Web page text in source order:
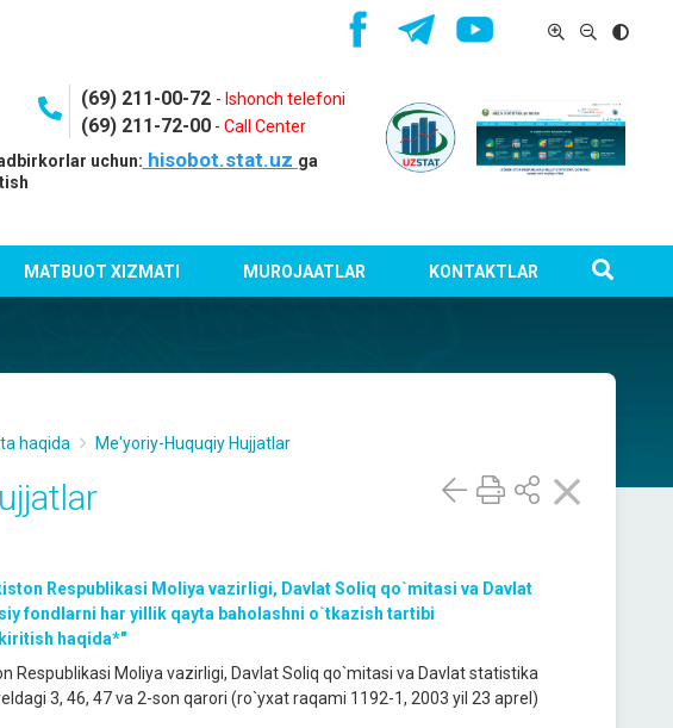
(69) 211-00-72 - Ishonch telefoni
(69) 211-72-00- Call Center
uchun: hisobot.stat.uz ga
MATBUOT XIZMATI MUROJAATLAR KONTAKTLAR
haqida Me'yoriy-Huquqiy Hujjatlar
Respublikasi Moliya vazirligi, Davlat Soliq qo`mitasi va Davlat
fondlarni har yillik qayta baholashni o`tkazish tartibi
haqida*"
Respublikasi Moliya vazirligi, Davlat Soliq qo`mitasi va Davlat statistika
3, 46, 47 va 2-son qarori (ro`yxat raqami 1192-1, 2003 yil 23 aprel)